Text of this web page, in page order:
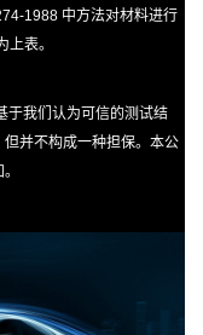
1988 中方法对材料进行
表。
于我们认为可信的测试结
并不构成一种担保。本公